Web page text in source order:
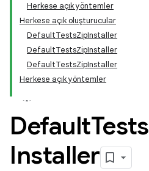
Herkese açık yöntemler
Herkese açık oluşturucular
DefaultTestsZipInstaller
DefaultTestsZipInstaller
DefaultTestsZipInstaller
Herkese açık yöntemler
DefaultTests
Installer